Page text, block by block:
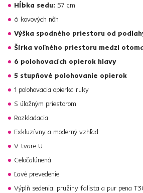
Hĺbka sedu: 57 cm
6 kovových nôh
Výška spodného priestoru od
Šírka voľného priestoru medzi
6 polohovacích opierok hlavy
5 stupňové polohovanie opierok
1 polohovacia opierka ruky
S úložným priestorom
Rozkladacia
Exkluzívny a moderný vzhľad
V tvare U
Celočalúnená
Ľavé prevedenie
Výplň sedenia: pružiny falista a pur pena